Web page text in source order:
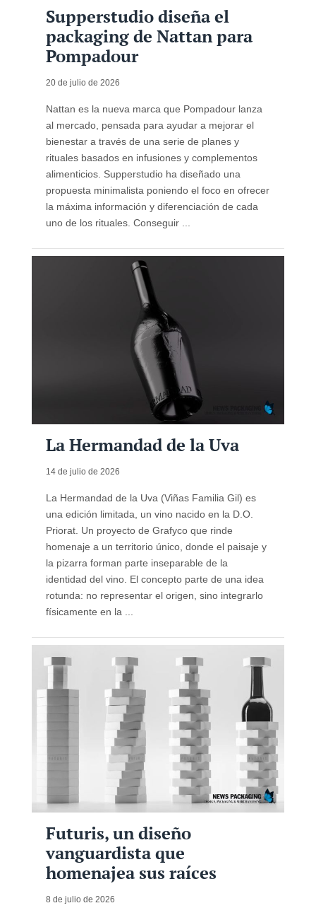
Supperstudio diseña el
packaging de Nattan para
Pompadour
20 de julio de 2026
Nattan es la nueva marca que Pompadour lanza
al mercado, pensada para ayudar a mejorar el
bienestar a través de una serie de planes y
rituales basados en infusiones y complementos
alimenticios. Supperstudio ha diseñado una
propuesta minimalista poniendo el foco en ofrecer
la máxima información y diferenciación de cada
uno de los rituales. Conseguir ...
La Hermandad de la Uva
14 de julio de 2026
La Hermandad de la Uva (Viñas Familia Gil) es
una edición limitada, un vino nacido en la D.O.
Priorat. Un proyecto de Grafyco que rinde
homenaje a un territorio único, donde el paisaje y
la pizarra forman parte inseparable de la
identidad del vino. El concepto parte de una idea
rotunda: no representar el origen, sino integrarlo
físicamente en la ...
Futuris, un diseño
vanguardista que
homenajea sus raíces
8 de julio de 2026